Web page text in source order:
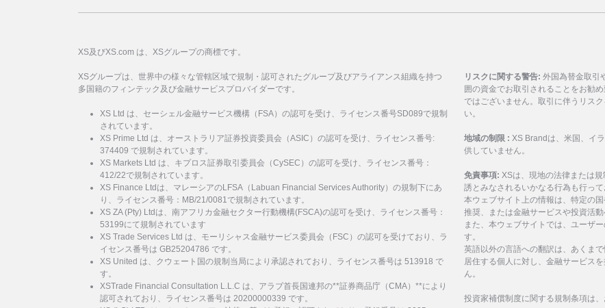
XS及びXS.com は、XSグループの商標です。
XSグループは、世界中の様々な管轄区域で規制・認可されたグループ及びアライアンス組織を持つ
多国籍のフィンテック及び金融サービスプロバイダーです。
XS Ltd は、セーシェル金融サービス機構（FSA）の認可を受け、ライセンス番号SD089で規制
されています。
XS Prime Ltd は、オーストラリア証券投資委員会（ASIC）の認可を受け、ライセンス番号:
374409 で規制されています。
XS Markets Ltd は、キプロス証券取引委員会（CySEC）の認可を受け、ライセンス番号：
412/22で規制されています。
XS Finance Ltdは、マレーシアのLFSA（Labuan Financial Services Authority）の規制下にあ
り、ライセンス番号：MB/21/0081で規制されています。
XS ZA (Pty) Ltdは、南アフリカ金融セクター行動機構(FSCA)の認可を受け、ライセンス番号：
53199にて規制されています
XS Trade Services Ltd は、モーリシャス金融サービス委員会（FSC）の認可を受けており、ラ
イセンス番号は GB25204786 です。
XS United は、クウェート国の規制当局により承認されており、ライセンス番号は 513918 で
す。
XSTrade Financial Consultation L.L.C は、アラブ首長国連邦の**証券商品庁（CMA）**により
認可されており、ライセンス番号は 20200000339 です。
リスクに関する警告: 外国為替金取引
囲の資金でお取引されることをお勧
ではございません。取引に伴うリス
い。
地域の制限 : XS Brandは、米国、イ
供していません。
免責事項: XSは、現地の法律または
誘とみなされるいかなる行為も行って
本ウェブサイト上の情報は、特定の
推奨、または金融サービスや投資活
また、本ウェブサイトでは、ユーザ
す。
英語以外の言語への翻訳は、あくま
居住する個人に対し、金融サービス
ん。
投資家補償制度に関する規制条項は